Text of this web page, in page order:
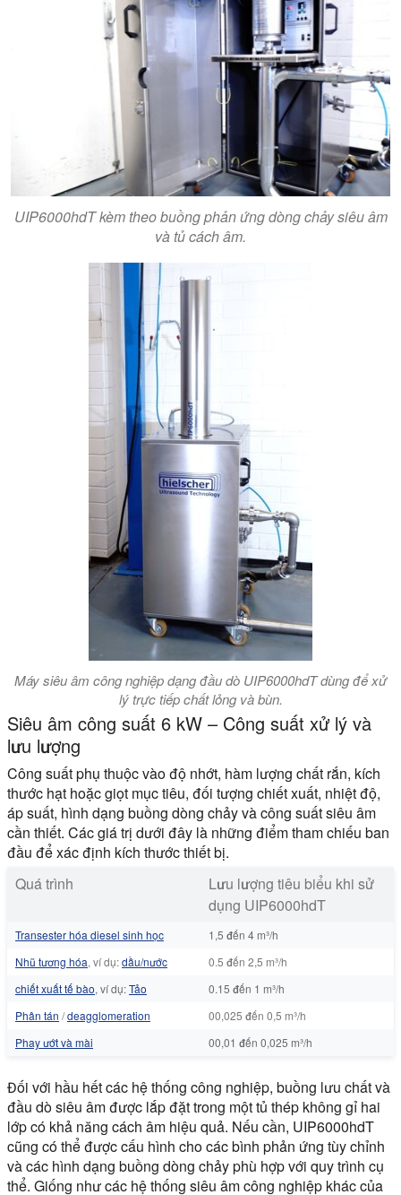
UIP6000hdT kèm theo buồng phản ứng dòng chảy siêu âm
và tủ cách âm.
Máy siêu âm công nghiệp dạng đầu dò UIP6000hdT dùng để xử
lý trực tiếp chất lỏng và bùn.
Siêu âm công suất 6 kW – Công suất xử lý và
lưu lượng
Công suất phụ thuộc vào độ nhớt, hàm lượng chất rắn, kích
thước hạt hoặc giọt mục tiêu, đối tượng chiết xuất, nhiệt độ,
áp suất, hình dạng buồng dòng chảy và công suất siêu âm
cần thiết. Các giá trị dưới đây là những điểm tham chiếu ban
đầu để xác định kích thước thiết bị.
Quá trình
Lưu lượng tiêu biểu khi sử
dụng UIP6000hdT
Transester hóa diesel sinh học
1,5 đến 4 m³/h
Nhũ tương hóa, ví dụ:dầu/nước
0.5 đến 2,5 m³/h
chiết xuất tế bào, ví dụ:Tảo
0.15 đến 1 m³/h
Phân tán /deagglomeration
00,025 đến 0,5 m³/h
Phay ướt và mài
00,01 đến 0,025 m³/h
Đối với hầu hết các hệ thống công nghiệp, buồng lưu chất và
đầu dò siêu âm được lắp đặt trong một tủ thép không gỉ hai
lớp có khả năng cách âm hiệu quả. Nếu cần, UIP6000hdT
cũng có thể được cấu hình cho các bình phản ứng tùy chỉnh
và các hình dạng buồng dòng chảy phù hợp với quy trình cụ
thể. Giống như các hệ thống siêu âm công nghiệp khác của